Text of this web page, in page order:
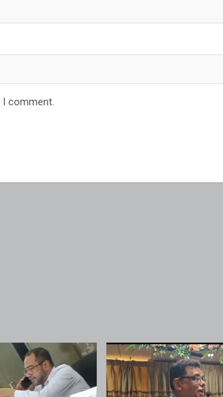
I comment.